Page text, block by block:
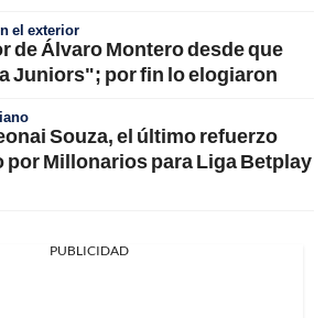
el exterior
de Álvaro Montero desde que
Juniors"; por fin lo elogiaron
Souza, el último refuerzo
por Millonarios para Liga Betplay
PUBLICIDAD